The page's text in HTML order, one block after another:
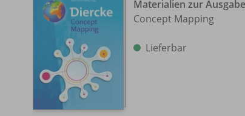
Materialien zur
Concept Mapping
Lieferbar